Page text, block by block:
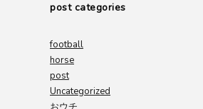
post categories
football
horse
post
Uncategorized